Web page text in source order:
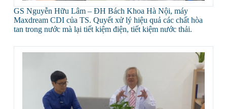
GS Nguyễn Hữu Lâm – ĐH Bách Khoa Hà Nội, máy
Maxdream CDI của TS. Quyết xử lý hiệu quả các chất hòa
tan trong nước mà lại tiết kiệm điện, tiết kiệm nước thải.